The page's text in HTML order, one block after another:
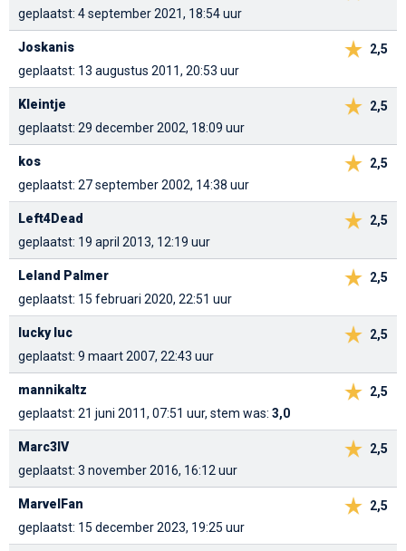
geplaatst: 4 september 2021, 18:54 uur
2,5
Joskanis
geplaatst: 13 augustus 2011, 20:53 uur
2,5
Kleintje
geplaatst: 29 december 2002, 18:09 uur
2,5
kos
geplaatst: 27 september 2002, 14:38 uur
2,5
Left4Dead
geplaatst: 19 april 2013, 12:19 uur
2,5
Leland Palmer
geplaatst: 15 februari 2020, 22:51 uur
2,5
lucky luc
geplaatst: 9 maart 2007, 22:43 uur
2,5
mannikaltz
geplaatst: 21 juni 2011, 07:51 uur, stem was: 3,0
2,5
Marc3lV
geplaatst: 3 november 2016, 16:12 uur
2,5
MarvelFan
geplaatst: 15 december 2023, 19:25 uur